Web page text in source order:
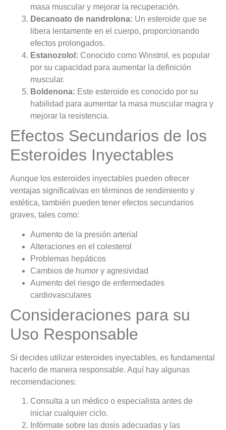
masa muscular y mejorar la recuperación.
Decanoato de nandrolona: Un esteroide que se
libera lentamente en el cuerpo, proporcionando
efectos prolongados.
Estanozolol: Conocido como Winstrol, es popular
por su capacidad para aumentar la definición
muscular.
Boldenona: Este esteroide es conocido por su
habilidad para aumentar la masa muscular magra y
mejorar la resistencia.
Efectos Secundarios de los
Esteroides Inyectables
Aunque los esteroides inyectables pueden ofrecer
ventajas significativas en términos de rendimiento y
estética, también pueden tener efectos secundarios
graves, tales como:
Aumento de la presión arterial
Alteraciones en el colesterol
Problemas hepáticos
Cambios de humor y agresividad
Aumento del riesgo de enfermedades
cardiovasculares
Consideraciones para su
Uso Responsable
Si decides utilizar esteroides inyectables, es fundamental
hacerlo de manera responsable. Aquí hay algunas
recomendaciones:
Consulta a un médico o especialista antes de
iniciar cualquier ciclo.
Infórmate sobre las dosis adecuadas y las